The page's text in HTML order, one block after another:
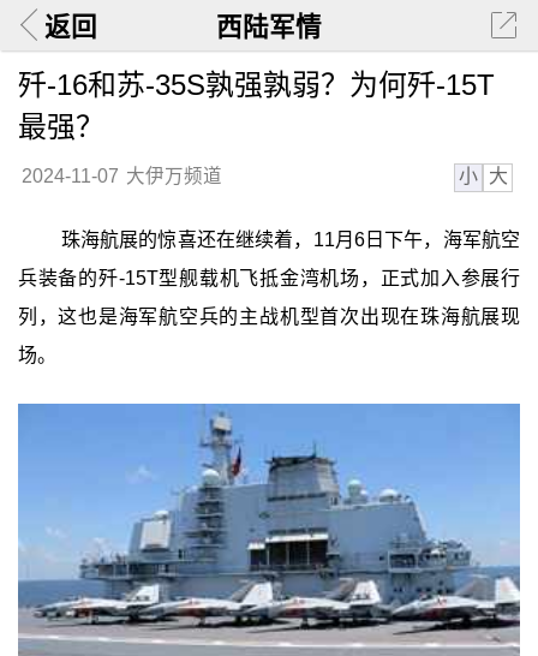
返回 西陆军情
歼-16和苏-35S孰强孰弱？为何歼-15T
最强？
2024-11-07 大伊万频道 小 大
珠海航展的惊喜还在继续着，11月6日下午，海军航空
兵装备的歼-15T型舰载机飞抵金湾机场，正式加入参展行
列，这也是海军航空兵的主战机型首次出现在珠海航展现
场。